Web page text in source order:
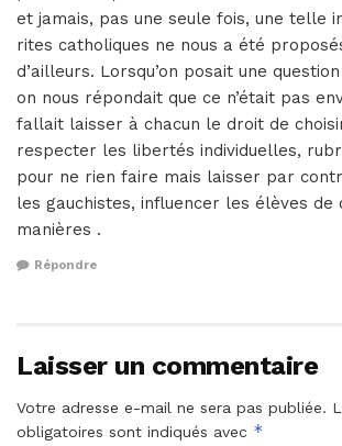
et jamais, pas une seule fois, une telle
rites catholiques ne nous a été
d’ailleurs. Lorsqu’on posait une
on nous répondait que ce n’était pas
fallait laisser à chacun le droit de
respecter les libertés individuelles,
pour ne rien faire mais laisser par
les gauchistes, influencer les élèves de
manières .
Répondre
Laisser un commentaire
Votre adresse e-mail ne sera pas publiée.
obligatoires sont indiqués avec *